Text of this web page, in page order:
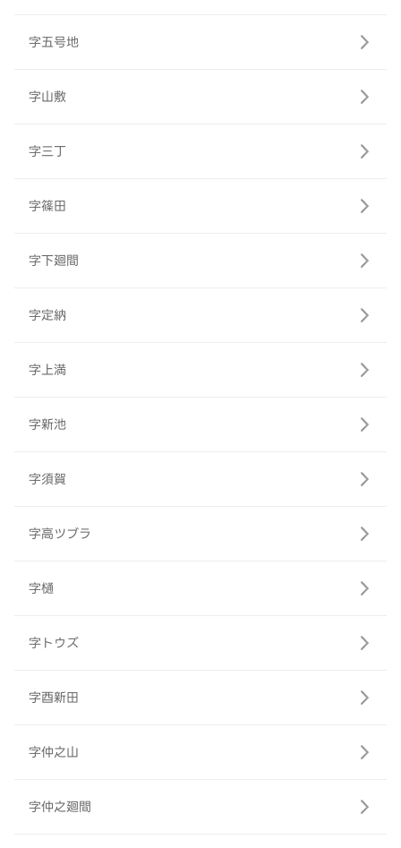
字五号地
字山敷
字三丁
字篠田
字下廻間
字定納
字上満
字新池
字須賀
字高ツブラ
字樋
字トウズ
字酉新田
字仲之山
字仲之廻間